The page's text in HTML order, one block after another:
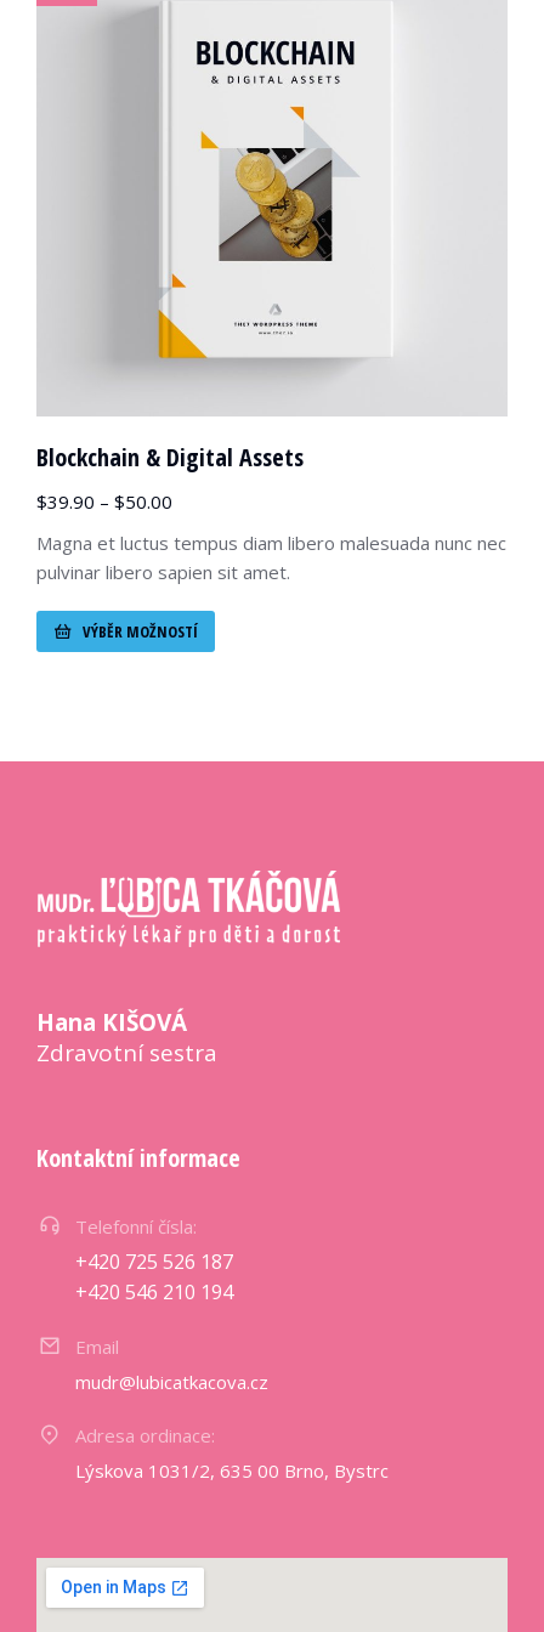
Blockchain & Digital Assets
$39.90 – $50.00
Magna et luctus tempus diam libero malesuada nunc nec
pulvinar libero sapien sit amet.
VÝBĚR MOŽNOSTÍ
Hana KIŠOVÁ
Zdravotní sestra
Kontaktní informace
Telefonní čísla:
+420 725 526 187
+420 546 210 194
Email
mudr@lubicatkacova.cz
Adresa ordinace:
Lýskova 1031/2, 635 00 Brno, Bystrc